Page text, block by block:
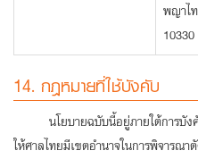
พญาไ
10330
14. กฎหมายที่ใช้บังคับ
นโยบายฉบับนี้อยู่ภายใต้การบั
ให้ศาลไทยมีเขตอำนาจในการพิจารณ